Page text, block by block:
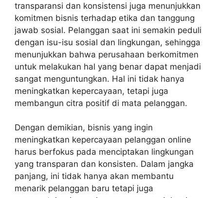
transparansi dan konsistensi juga menunjukkan
komitmen bisnis terhadap etika dan tanggung
jawab sosial. Pelanggan saat ini semakin peduli
dengan isu-isu sosial dan lingkungan, sehingga
menunjukkan bahwa perusahaan berkomitmen
untuk melakukan hal yang benar dapat menjadi
sangat menguntungkan. Hal ini tidak hanya
meningkatkan kepercayaan, tetapi juga
membangun citra positif di mata pelanggan.
Dengan demikian, bisnis yang ingin
meningkatkan kepercayaan pelanggan online
harus berfokus pada menciptakan lingkungan
yang transparan dan konsisten. Dalam jangka
panjang, ini tidak hanya akan membantu
menarik pelanggan baru tetapi juga